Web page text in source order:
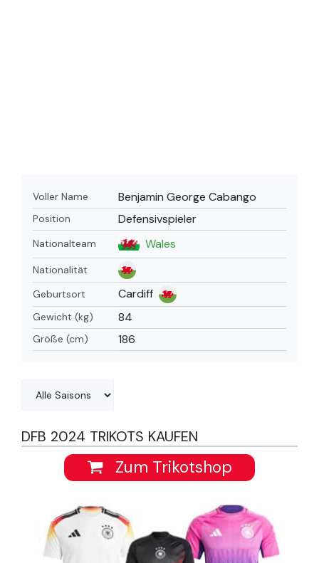
Voller Name Benjamin George Cabango
Position Defensivspieler
Nationalteam Wales
Nationalität
Geburtsort
Cardiff
Gewicht (kg) 84
Größe (cm) 186
DFB 2024 TRIKOTS KAUFEN
Zum Trikotshop